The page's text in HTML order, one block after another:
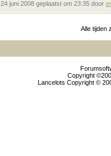
24 juni 2008 geplaatst om 23:35 door
Alle tijden
Copyright
Lancelots Copyright ©